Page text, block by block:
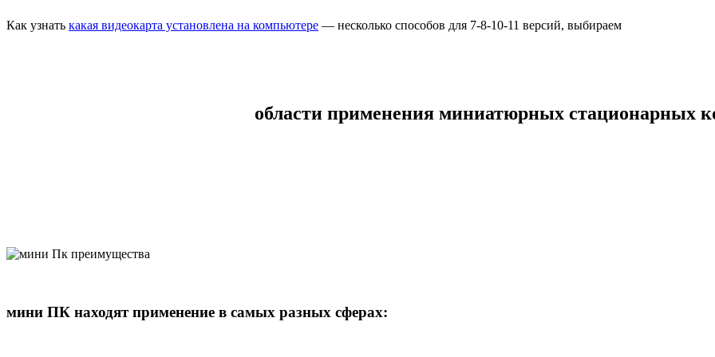
Как узнать какая видеокарта установлена на компьютере — несколько способов для 7-8-10-11 версий, выбираем
области применения миниатюрных стационарных
мини ПК находят применение в самых разных сферах: